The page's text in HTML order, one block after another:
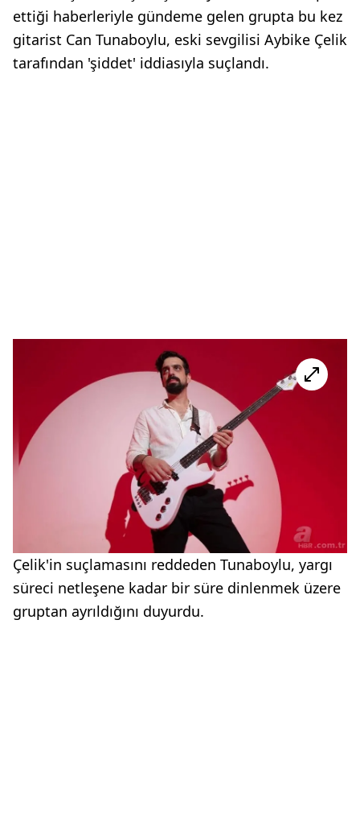
ettiği haberleriyle gündeme gelen grupta bu kez
gitarist Can Tunaboylu, eski sevgilisi Aybike Çelik
tarafından 'şiddet' iddiasıyla suçlandı.
Çelik'in suçlamasını reddeden Tunaboylu, yargı
süreci netleşene kadar bir süre dinlenmek üzere
gruptan ayrıldığını duyurdu.